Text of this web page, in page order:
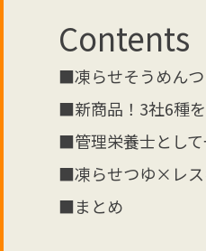
Contents
■凍らせそうめんつ
■新商品！3社6種
■管理栄養士とし
■凍らせつゆ×レス
■まとめ